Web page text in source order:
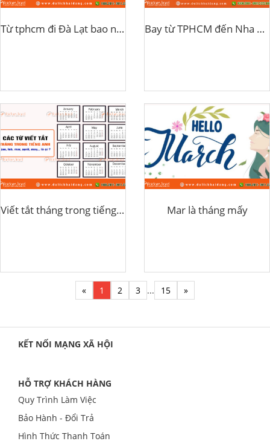
Từ tphcm đi Đà Lạt bao nhiêu km? Bay từ TPHCM đến Nha Trang mất bao lâu?
Viết tắt tháng trong tiếng anh Mar là tháng mấy
« 1 2 3 ... 15 »
KẾT NỐI MẠNG XÃ HỘI
HỖ TRỢ KHÁCH HÀNG
Quy Trình Làm Việc
Bảo Hành - Đổi Trả
Hình Thức Thanh Toán